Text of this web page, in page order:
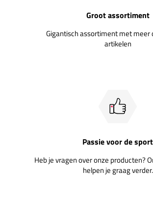
Groot assortiment
Gigantisch assortiment met meer
artikelen
Passie voor de sport
Heb je vragen over onze producten?
helpen je graag verder.